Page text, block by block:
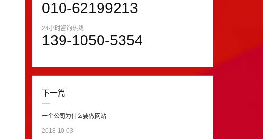
010-62199213
24小时咨询热线
139-1050-5354
下一篇
一个公司为什么要做网站
2018-10-03